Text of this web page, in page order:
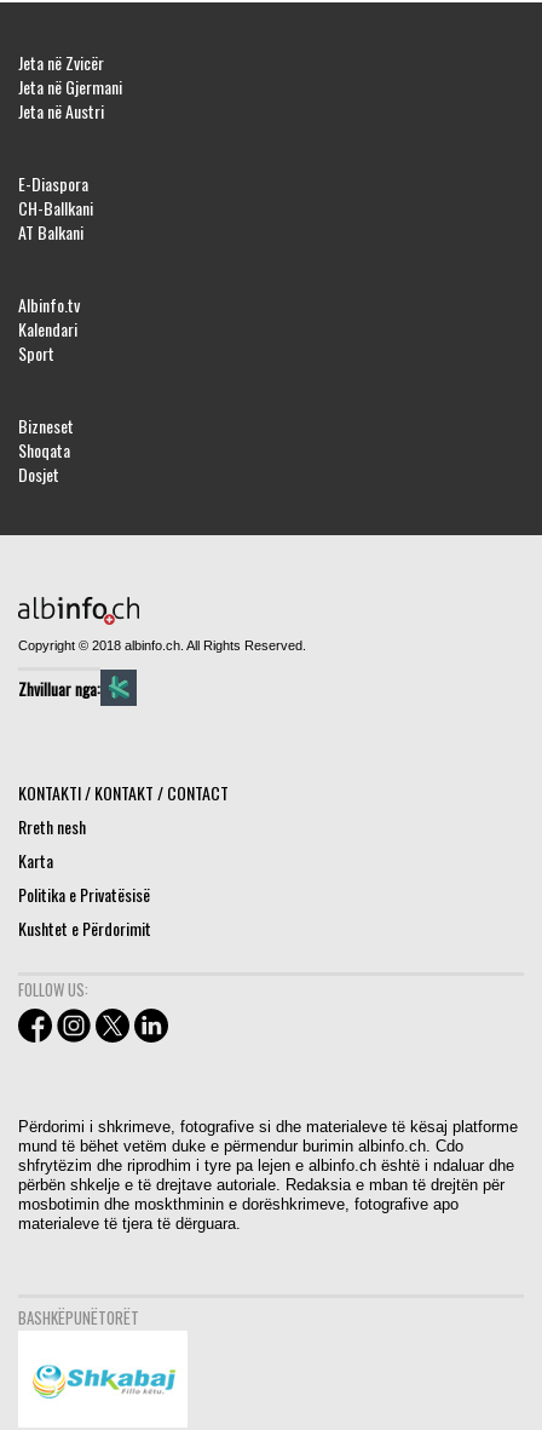
Jeta në Zvicër
Jeta në Gjermani
Jeta në Austri
E-Diaspora
CH-Ballkani
AT Balkani
Albinfo.tv
Kalendari
Sport
Bizneset
Shoqata
Dosjet
Copyright © 2018 albinfo.ch. All Rights Reserved.
Zhvilluar nga:
KONTAKTI / KONTAKT / CONTACT
Rreth nesh
Karta
Politika e Privatësisë
Kushtet e Përdorimit
FOLLOW US:
Përdorimi i shkrimeve, fotografive si dhe materialeve të kësaj platforme
mund të bëhet vetëm duke e përmendur burimin albinfo.ch. Cdo
shfrytëzim dhe riprodhim i tyre pa lejen e albinfo.ch është i ndaluar dhe
përbën shkelje e të drejtave autoriale. Redaksia e mban të drejtën për
mosbotimin dhe moskthminin e dorëshkrimeve, fotografive apo
materialeve të tjera të dërguara.
BASHKËPUNËTORËT